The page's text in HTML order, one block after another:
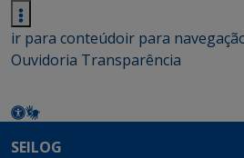
ir para conteúdoir para
Ouvidoria Transparência
SEILOG